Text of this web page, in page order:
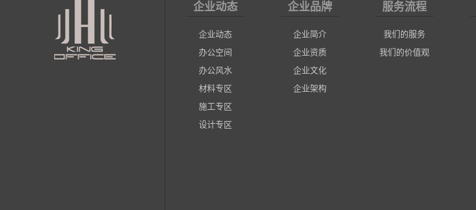
企业动态
企业动态
办公空间
办公风水
材料专区
施工专区
设计专区
企业品牌
企业简介
企业资质
企业文化
企业架构
服务流程
我们的服务
我们的价值观